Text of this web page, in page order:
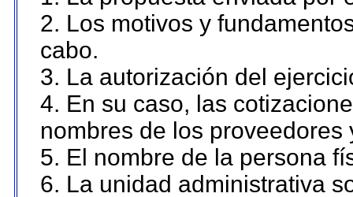
2. Los motivos y
cabo.
3. La autorización del
4. En su caso, las
nombres de los proveedores
5. El nombre de la persona
6. La unidad administrativa